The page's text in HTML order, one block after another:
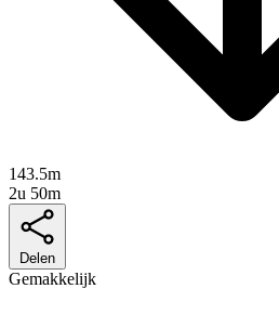
143.5m
2u 50m
Delen
Gemakkelijk